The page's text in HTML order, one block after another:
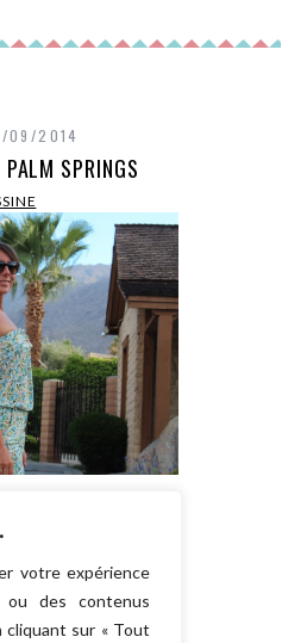
votre expérience
ou des contenus
cliquant sur « Tout
09/2014
PALM SPRINGS
labeur, avec en